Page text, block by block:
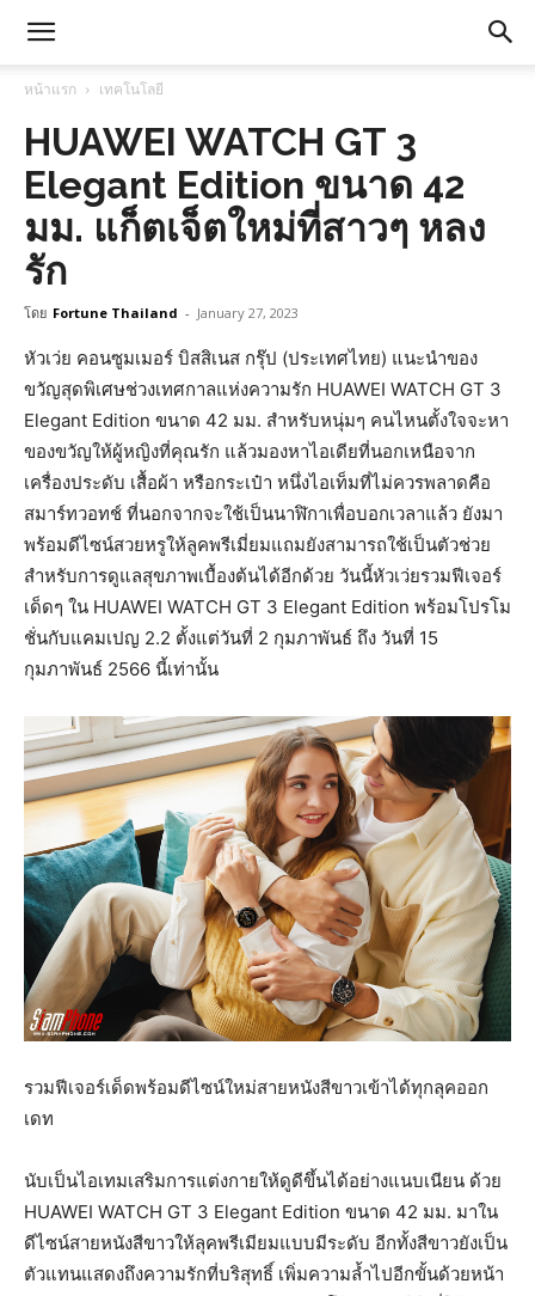
หน้าแรก เทคโนโลยี
HUAWEI WATCH GT 3
Elegant Edition ขนาด 42
มม. แก็ตเจ็ตใหม่ที่สาวๆ หลง
รัก
โดย Fortune Thailand - January 27, 2023
หัวเว่ย คอนซูมเมอร์ บิสสิเนส กรุ๊ป (ประเทศไทย) แนะนำของ
ขวัญสุดพิเศษช่วงเทศกาลแห่งความรัก HUAWEI WATCH GT 3
Elegant Edition ขนาด 42 มม. สำหรับหนุ่มๆ คนไหนตั้งใจจะหา
ของขวัญให้ผู้หญิงที่คุณรัก แล้วมองหาไอเดียที่นอกเหนือจาก
เครื่องประดับ เสื้อผ้า หรือกระเป๋า หนึ่งไอเท็มที่ไม่ควรพลาดคือ
สมาร์ทวอทช์ ที่นอกจากจะใช้เป็นนาฬิกาเพื่อบอกเวลาแล้ว ยังมา
พร้อมดีไซน์สวยหรูให้ลูคพรีเมี่ยมแถมยังสามารถใช้เป็นตัวช่วย
สำหรับการดูแลสุขภาพเบื้องต้นได้อีกด้วย วันนี้หัวเว่ยรวมฟีเจอร์
เด็ดๆ ใน HUAWEI WATCH GT 3 Elegant Edition พร้อมโปรโม
ชั่นกับแคมเปญ 2.2 ตั้งแต่วันที่ 2 กุมภาพันธ์ ถึง วันที่ 15
กุมภาพันธ์ 2566 นี้เท่านั้น
รวมฟีเจอร์เด็ดพร้อมดีไซน์ใหม่สายหนังสีขาวเข้าได้ทุกลุคออก
เดท
นับเป็นไอเทมเสริมการแต่งกายให้ดูดีขึ้นได้อย่างแนบเนียน ด้วย
HUAWEI WATCH GT 3 Elegant Edition ขนาด 42 มม. มาใน
ดีไซน์สายหนังสีขาวให้ลุคพรีเมียมแบบมีระดับ อีกทั้งสีขาวยังเป็น
ตัวแทนแสดงถึงความรักที่บริสุทธิ์ เพิ่มความล้ำไปอีกขั้นด้วยหน้า